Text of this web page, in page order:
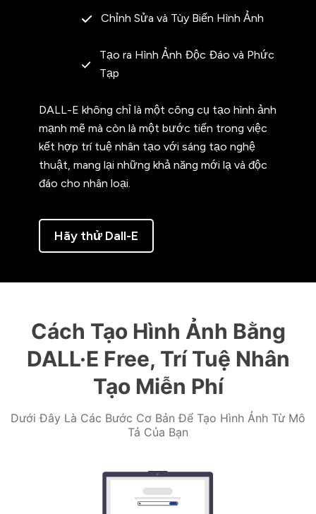
Chỉnh Sửa và Tùy Biến Hình Ảnh
Tạo ra Hình Ảnh Độc Đáo và Phức
Tạp
DALL-E không chỉ là một công cụ tạo hình ảnh
mạnh mẽ mà còn là một bước tiến trong việc
kết hợp trí tuệ nhân tạo với sáng tạo nghệ
thuật, mang lại những khả năng mới lạ và độc
đáo cho nhân loại.
Hãy thử Dall-E
Cách Tạo Hình Ảnh Bằng
DALL·E Free, Trí Tuệ Nhân
Tạo Miễn Phí
Dưới Đây Là Các Bước Cơ Bản Để Tạo Hình Ảnh Từ Mô
Tả Của Bạn